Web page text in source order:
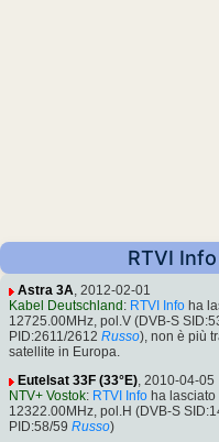
RTVI
Astra 3A, 2012-02-01
Kabel Deutschland : RTVI Info ha
12725.00MHz, pol.V (DVB-S
PID:2611/2612 Russo), non è più
satellite in Europa.
Eutelsat 33F (33°E), 2010-04-05
NTV+ Vostok: RTVI Info ha lasciato
12322.00MHz, pol.H (DVB-S
PID:58/59 Russo)